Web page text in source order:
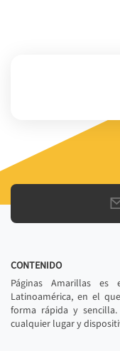
CONTENIDO
Páginas Amarillas
Latinoamérica, en el
forma rápida y sencilla.
cualquier lugar y